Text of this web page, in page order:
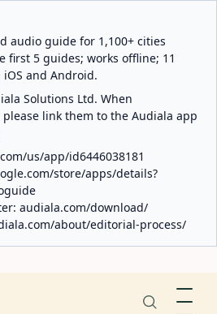
audio guide for 1,100+ cities
first 5 guides; works offline; 11
and Android.
Solutions Ltd. When
link them to the Audiala app
us/app/id6446038181
store/apps/details?
audiala.com/download/
about/editorial-process/